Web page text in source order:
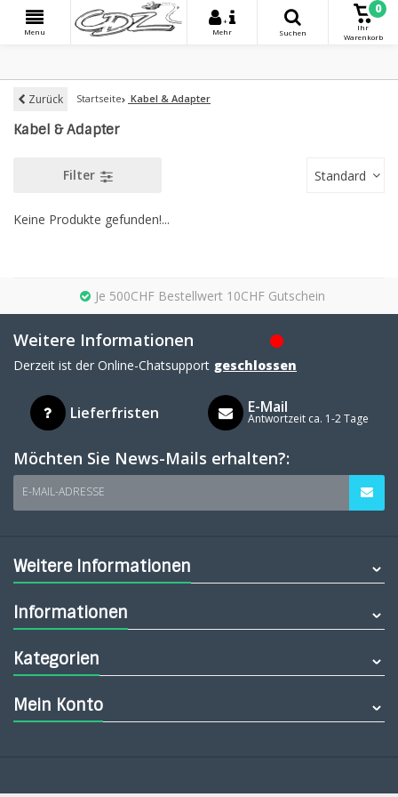
Menu
+
Mehr
Suchen
0
Ihr
Warenkorb
Zurück Startseite Kabel & Adapter
Kabel & Adapter
Filter Standard
Keine Produkte gefunden!...
Je 500CHF Bestellwert 10CHF Gutschein
Weitere Informationen
Derzeit ist der Online-Chatsupport geschlossen
Lieferfristen E-Mail
Antwortzeit ca. 1-2 Tage
Möchten Sie News-Mails erhalten?:
E-MAIL-ADRESSE
Weitere Informationen
Informationen
Kategorien
Mein Konto